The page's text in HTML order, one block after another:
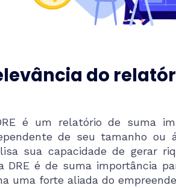
do
é um relatório de suma
de seu tamanho ou
sua capacidade de gerar
DRE é de suma importância
uma forte aliada do